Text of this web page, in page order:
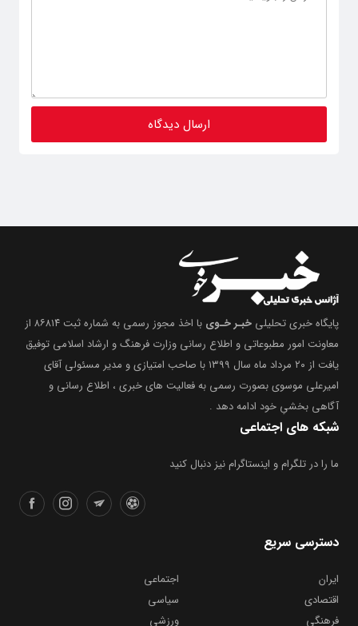
پایگاه خبری تحلیلی خبـر خـوی
با اخذ مجوز رسمی به شماره ثبت ۸۶۸۱۴ از
معاونت امور مطبوعاتی و اطلاع رسانی وزارت فرهنگ و ارشاد اسلامی توفیق
یافت از ۲۰ مرداد ماه سال ۱۳۹۹ با صاحب امتیازی و مدیر مسئولی آقای
امیرعلی موسوی بصورت رسمی به فعالیت های خبری ، اطلاع رسانی و
آگاهی بخشیِ خود ادامه دهد .
شبکه های اجتماعی
ما را در تلگرام و اینستاگرام نیز دنبال کنید
دسترسی سریع
ایران
اجتماعی
اقتصادی
سیاسی
فرهنگی
ورزشی